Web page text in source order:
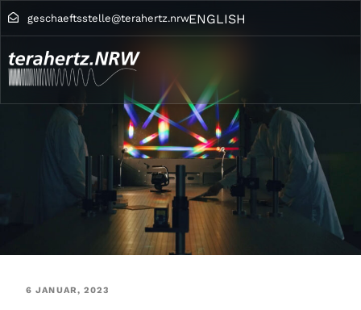
geschaeftsstelle@terahertz.nrwENGLISH
6 JANUAR, 2023